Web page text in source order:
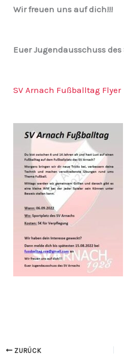
Wir freuen uns auf dich!!!
Euer Jugendausschuss des
SV Arnach Fußballtag Flyer
ZURÜCK